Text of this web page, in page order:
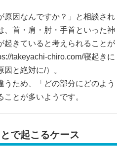
原因なんですか？」と相談され
、首・肩・肘・手首といった神
起きていると考えられることが
takeyachi-chiro.com/寝起きに
と絶対に/）。
うため、「どの部分にどのよう
とが多いようです。
で起こるケース